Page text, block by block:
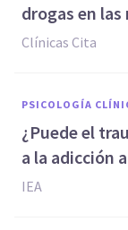
drogas en las
Clínicas Cita
PSICOLOGÍA
¿Puede el
a la adicción
IEA